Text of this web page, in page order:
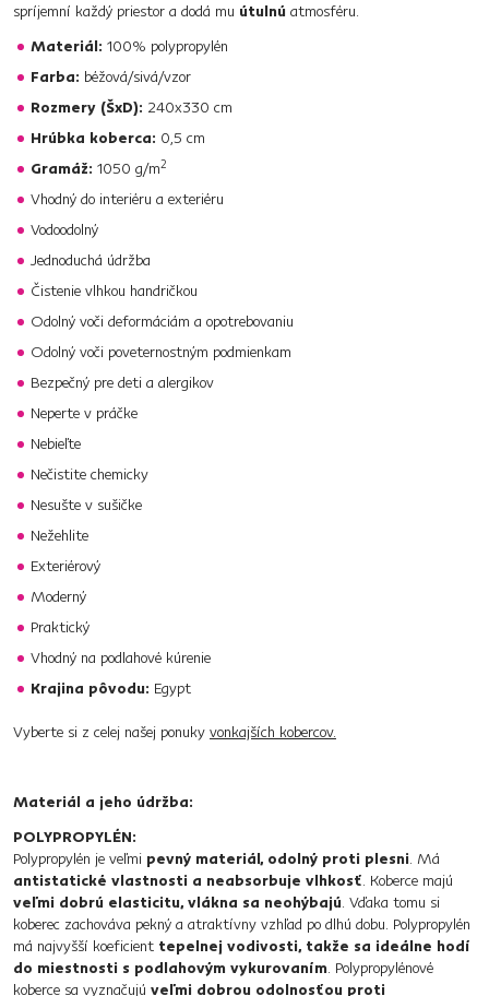
spríjemní každý priestor a dodá mu útulnú atmosféru.
Materiál: 100% polypropylén
Farba: béžová/sivá/vzor
Rozmery (ŠxD): 240x330 cm
Hrúbka koberca: 0,5 cm
Gramáž: 1050 g/m2
Vhodný do interiéru a exteriéru
Vodoodolný
Jednoduchá údržba
Čistenie vlhkou handričkou
Odolný voči deformáciám a opotrebovaniu
Odolný voči poveternostným podmienkam
Bezpečný pre deti a alergikov
Neperte v práčke
Nebieľte
Nečistite chemicky
Nesušte v sušičke
Nežehlite
Exteriérový
Moderný
Praktický
Vhodný na podlahové kúrenie
Krajina pôvodu: Egypt
Vyberte si z celej našej ponuky vonkajších kobercov.
Materiál a jeho údržba:
POLYPROPYLÉN:
Polypropylén je veľmi pevný materiál, odolný proti plesni. Má
antistatické vlastnosti a neabsorbuje vlhkosť. Koberce majú
veľmi dobrú elasticitu, vlákna sa neohýbajú. Vďaka tomu si
koberec zachováva pekný a atraktívny vzhľad po dlhú dobu. Polypropylén
má najvyšší koeficient tepelnej vodivosti, takže sa ideálne hodí
do miestnosti s podlahovým vykurovaním. Polypropylénové
koberce sa vyznačujú veľmi dobrou odolnosťou proti